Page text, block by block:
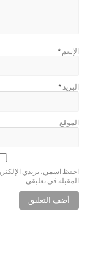
الإسم *
البريد *
الموقع
احفظ اسمي، بريدي
المقبلة في تعليقي.